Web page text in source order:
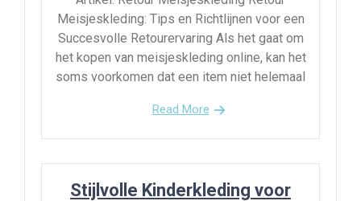
Meisjeskleding: Tips en Richtlijnen voor een
Succesvolle Retourervaring Als het gaat om
het kopen van meisjeskleding online, kan het
soms voorkomen dat een item niet helemaal
Read More
Stijlvolle Kinderkleding voor